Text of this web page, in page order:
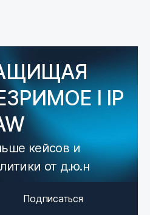
I IP
кейсов и
от д.ю.н
Подписаться